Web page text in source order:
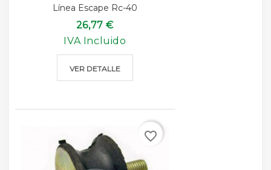
Línea Escape Rc-40
26,77 €
IVA Incluido
VER DETALLE
favorite_border